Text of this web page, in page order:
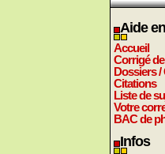
Aide
Accueil
Corrigé
Dossiers /
Citations
Liste de
Votre
BAC de
Infos